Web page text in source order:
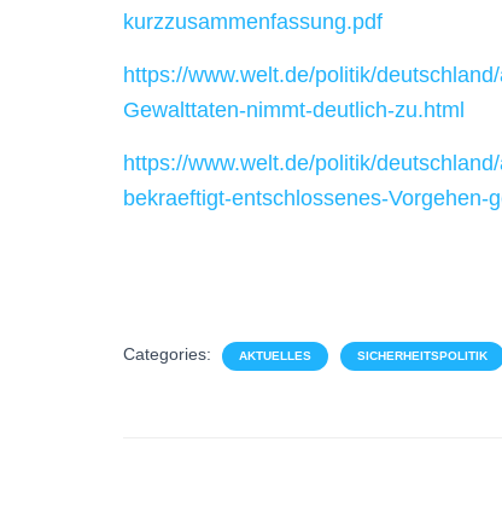
kurzzusammenfassung.pdf
https://www.welt.de/politik/
Gewalttaten-nimmt-deutlich-zu.html
https://www.welt.de/politik/
bekraeftigt-entschlossenes-Vorgehen-
Categories: AKTUELLES SICHERHEITSPOLITIK